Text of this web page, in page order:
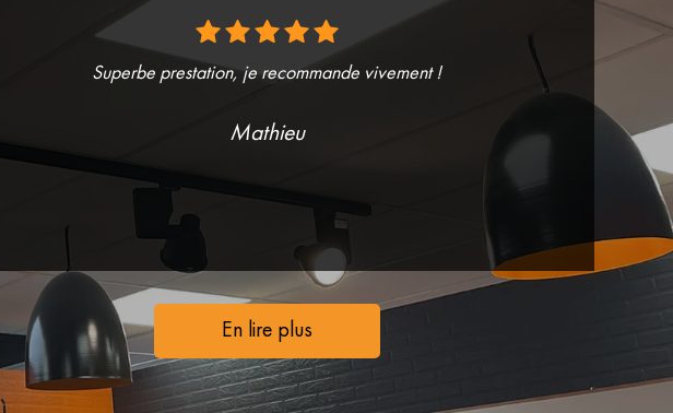
Superbe prestation, je recommande vivement !
Mathieu
En lire plus